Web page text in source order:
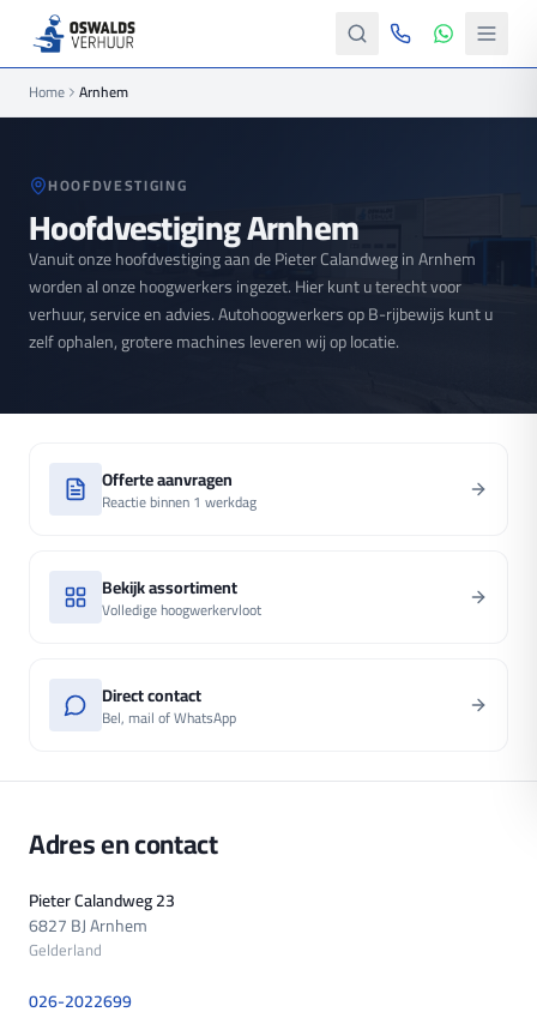
Home Arnhem
HOOFDVESTIGING
HoofdvestigingArnhem
Vanuit onze hoofdvestiging aan de Pieter Calandweg in Arnhem
worden al onze hoogwerkers ingezet. Hier kunt u terecht voor
verhuur, service en advies. Autohoogwerkers op B-rijbewijs kunt u
zelf ophalen, grotere machines leveren wij op locatie.
Offerte aanvragen
Reactie binnen 1 werkdag
Bekijk assortiment
Volledige hoogwerkervloot
Direct contact
Bel, mail of WhatsApp
Adres en contact
Pieter Calandweg 23
6827 BJArnhem
Gelderland
026-2022699